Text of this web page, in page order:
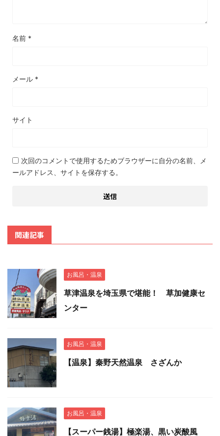
名前 *
メール *
サイト
次回のコメントで使用するためブラウザーに自分の名前、メ
ールアドレス、サイトを保存する。
関連記事
お風呂・温泉
草津温泉を埼玉県で堪能！ 草加健康セ
ンター
お風呂・温泉
【温泉】秦野天然温泉 さざんか
お風呂・温泉
【スーパー銭湯】極楽湯、黒い炭酸風